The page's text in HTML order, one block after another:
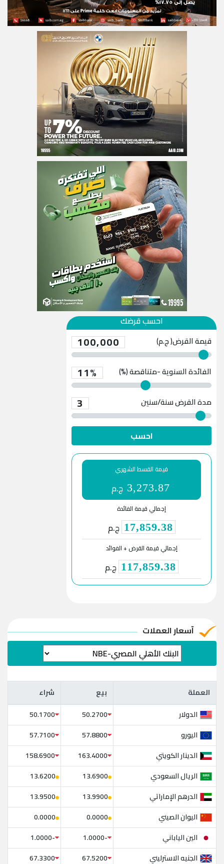
احسب قرضك
قيمة القرض( ج.م) 100,000
الفائدة السنوية -متناقصة (%) 11%
مدة القرض 3 سنة/سنين
احسب
قيمة القسط الشهري
3,273.87 ج.م
إجمالي قيمة الفائدة
17,859.38 ج.م
إجمالي قيمة القرض + الفوائد
117,859.38 ج.م
آسعار العملات
العملة بيع شراء العملة بيع
شراء
الدولار
50.2700
50.1700
اليورو
57.8800
57.7100
الدينار الكويتي
163.4000
158.6900
الريال السعودي
13.6900
13.6200
الدرهم الإماراتي
13.9900
13.9500
اليوان الصيني
0.0000
0.0000
الين الياباني
-1.0000
-1.0000
الجنيه الاسترليني
67.5200
67.3300